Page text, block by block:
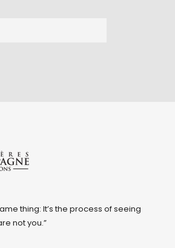
thing: It’s the process of seeing
not you.”